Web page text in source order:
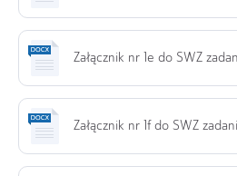
Załącznik nr 1e do SWZ
Załącznik nr 1f do SWZ